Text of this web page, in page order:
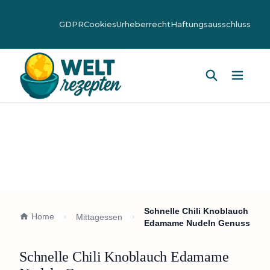
GDPRCookiesUrheberrechtHaftungsausschluss
Home Mittagessen
Schnelle Chili Knoblauch
Edamame Nudeln Genuss
Schnelle Chili Knoblauch Edamame